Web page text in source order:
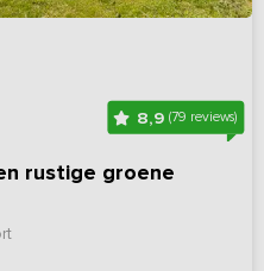
8,9 (79 reviews)
rustige groene